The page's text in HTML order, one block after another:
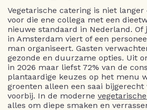
Vegetarische catering is niet
voor die ene collega met een
nieuwe standaard in Nederland.
in Amsterdam viert of een
man organiseert. Gasten
gezonde en duurzame opties. Uit
in 2026 maar liefst 72% van de
plantaardige keuzes op het menu
groenten alleen een saai
voorbij. In de moderne
alles om diepe smaken en